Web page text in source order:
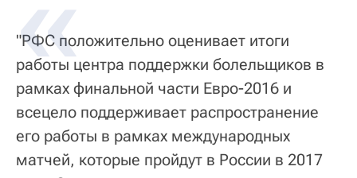
"РФС положительно оценивает итоги
работы центра поддержки болельщиков в
рамках финальной части Евро-2016 и
всецело поддерживает распространение
его работы в рамках международных
матчей, которые пройдут в России в 2017